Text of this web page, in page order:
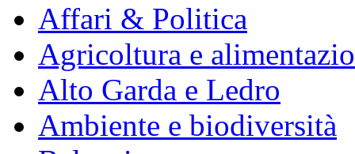
Affari & Politica
Agricoltura e
Alto Garda e Ledro
Ambiente e biodiversità